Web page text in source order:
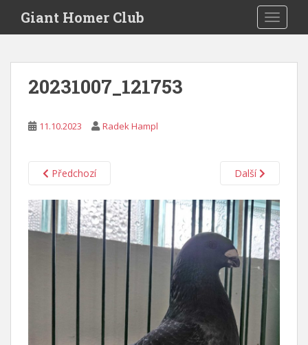
i
Giant Homer Club
20231007_121753
11.10.2023 Radek Hampl
Předchozí Další